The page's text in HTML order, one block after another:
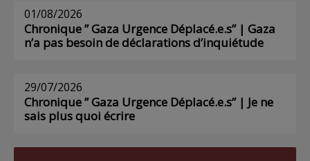
01/08/2026
Chronique ” Gaza Urgence Déplacé.e.s” | Gaza
n’a pas besoin de déclarations d’inquiétude
29/07/2026
Chronique ” Gaza Urgence Déplacé.e.s” | Je ne
sais plus quoi écrire